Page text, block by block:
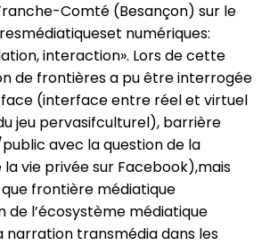
Comté (Besançon) sur le
numériques:
interaction». Lors de cette
de frontières a pu être interrogée
(interface entre réel et virtuel
jeu pervasifculturel), barrière
avec la question de la
vie privée sur Facebook),mais
frontière médiatique
l’écosystème médiatique
narration transmédia dans les